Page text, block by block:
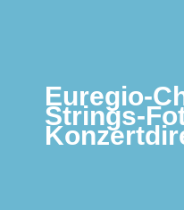
Euregio-
Strings-